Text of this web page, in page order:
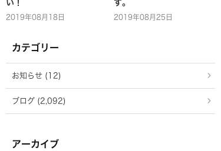
い！
2019年08月18日
す。
2019年08月25日
カテゴリー
お知らせ (12)
ブログ (2,092)
アーカイブ